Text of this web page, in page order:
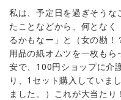
私は、予定日を過ぎそうな
たことなどから、何となく
るかもなー」と（女の勘
用品の紙オムツを一枚も
安で、100円ショップに介
り、1セット購入していま
ました。）これが大当た